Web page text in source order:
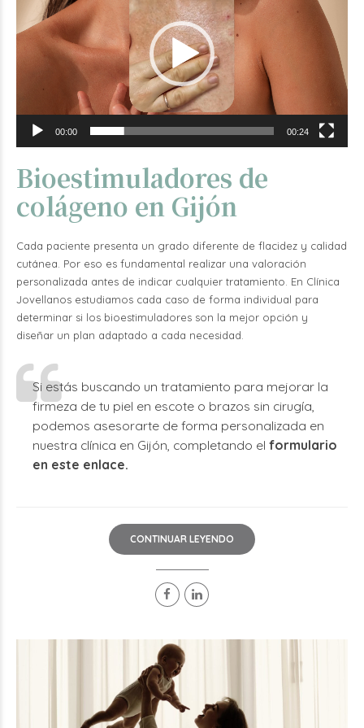
00:00 00:24
Bioestimuladores de
colágeno en Gijón
Cada paciente presenta un grado diferente de flacidez y calidad
cutánea. Por eso es fundamental realizar una valoración
personalizada antes de indicar cualquier tratamiento. En Clínica
Jovellanos estudiamos cada caso de forma individual para
determinar si los bioestimuladores son la mejor opción y
diseñar un plan adaptado a cada necesidad.
Si estás buscando un tratamiento para mejorar la
firmeza de tu piel en escote o brazos sin cirugía,
podemos asesorarte de forma personalizada en
nuestra clínica en Gijón, completando el formulario
en este enlace.
CONTINUAR LEYENDO